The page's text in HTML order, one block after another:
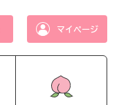
マイページ